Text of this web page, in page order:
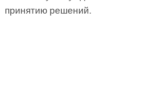
принятию решений.